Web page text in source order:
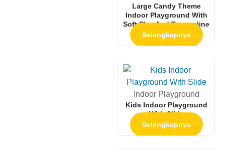
Large Candy Theme
Indoor Playground With
Soft Play And Trampoline
Selengkapnya
Indoor Playground
Kids Indoor Playground
With Slide
Selengkapnya